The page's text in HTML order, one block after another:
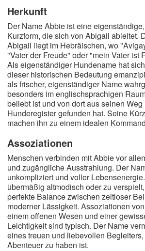
Lustige Hundenamen
Süße Hundenamen
Hundenamen von A-Z:
A
B C D E F
J
K L M N O
S
T U V W X
Herkunft
Der Name Abbie ist eine
Kurzform, die sich von Abigail ableitet.
Abigail liegt im Hebräischen, wo
"Vater der Freude" oder "mein Vater ist
Als eigenständiger Hundename hat
dieser historischen Bedeutung
als frischer, eigenständiger Name
besonders im englischsprachigen
beliebt ist und von dort aus seinen
Hunderegister gefunden hat. Seine
machen ihn zu einem idealen
Assoziationen
Menschen verbinden mit Abbie vor
und zugängliche Ausstrahlung. Der
unkompliziert und voller
übermäßig altmodisch oder zu
perfekte Balance zwischen zeitloser
moderner Lässigkeit. Assoziationen
einem offenen Wesen und einer
Leichtigkeit sind typisch. Der Name
eines treuen und liebevollen
Abenteuer zu haben ist.